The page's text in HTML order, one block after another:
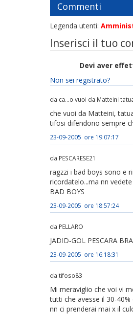
Commenti
Legenda utenti:
Inserisci il tuo
Devi aver
Non sei registrato?
da ca...o vuoi da Matteini
che vuoi da Matteini,
tifosi difendono sempre
23-09-2005 ore 19:07:17
da PESCARESE21
ragzzi i bad boys sono e
ricordatelo...ma nn
BAD BOYS
23-09-2005 ore 18:57:24
da PELLARO
JADID-GOL PESCARA
23-09-2005 ore 16:18:31
da tifoso83
Mi meraviglio che voi vi
tutti che avesse il 30-
nn ci prenderai mai x il